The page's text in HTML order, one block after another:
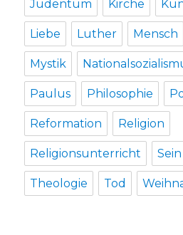
Judentum Kirche
Liebe Luther Mensch
Mystik
Paulus Philosophie
Reformation Religion
Religionsunterricht Sein
Theologie Tod